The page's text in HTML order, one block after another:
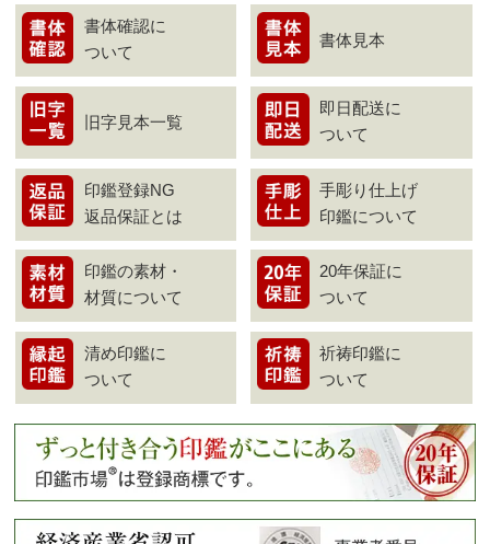
書体確認に
ついて
書体見本
旧字見本一覧
即日配送に
ついて
印鑑登録NG
返品保証とは
手彫り仕上げ
印鑑について
印鑑の素材・
材質について
20年保証に
ついて
清め印鑑に
ついて
祈祷印鑑に
ついて